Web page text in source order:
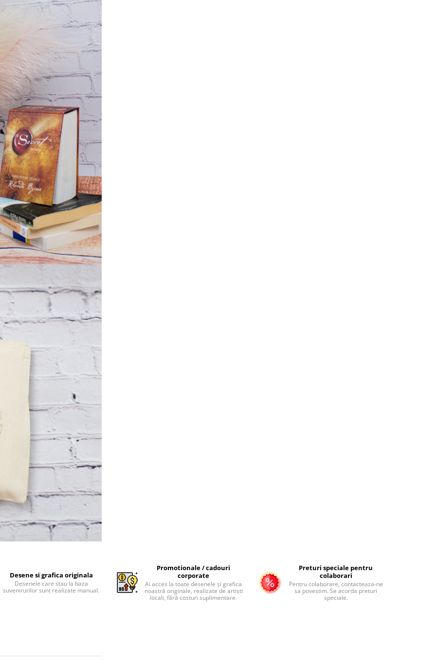
Desene si grafica originala
Desenele care stau la baza
suvenirurilor sunt realizate manual.
Promotionale / cadouri
corporate
Ai acces la toate desenele și grafica
noastră originale, realizate de artiști
locali, fără costuri suplimentare.
Preturi speciale pentru
colaborari
Pentru colaborare, contacteaza-ne
sa povestim. Se acorda preturi
speciale.